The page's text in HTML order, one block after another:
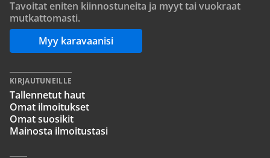
Tavoitat eniten kiinnostuneita ja myyt tai vuokraat
mutkattomasti.
Myy karavaanisi
KIRJAUTUNEILLE
Tallennetut haut
Omat ilmoitukset
Omat suosikit
Mainosta ilmoitustasi